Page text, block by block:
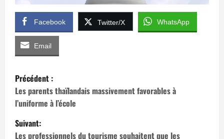
Facebook Twitter/X WhatsApp
Email
N
a
v
Précédent :
Les parents thaïlandais massivement favorables à
l’uniforme à l’école
Suivant:
Les professionnels du tourisme souhaitent que les